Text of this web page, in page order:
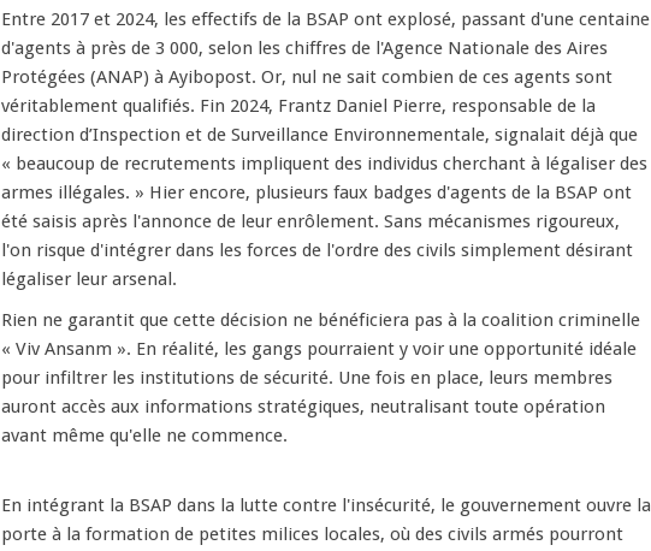
Entre 2017 et 2024, les effectifs de la BSAP ont explosé, passant d'une centaine
d'agents à près de 3 000, selon les chiffres de l'Agence Nationale des Aires
Protégées (ANAP) à Ayibopost. Or, nul ne sait combien de ces agents sont
véritablement qualifiés. Fin 2024, Frantz Daniel Pierre, responsable de la
direction d’Inspection et de Surveillance Environnementale, signalait déjà que
« beaucoup de recrutements impliquent des individus cherchant à légaliser des
armes illégales. » Hier encore, plusieurs faux badges d'agents de la BSAP ont
été saisis après l'annonce de leur enrôlement. Sans mécanismes rigoureux,
l'on risque d'intégrer dans les forces de l'ordre des civils simplement désirant
légaliser leur arsenal.
Rien ne garantit que cette décision ne bénéficiera pas à la coalition criminelle
« Viv Ansanm ». En réalité, les gangs pourraient y voir une opportunité idéale
pour infiltrer les institutions de sécurité. Une fois en place, leurs membres
auront accès aux informations stratégiques, neutralisant toute opération
avant même qu'elle ne commence.
En intégrant la BSAP dans la lutte contre l'insécurité, le gouvernement ouvre la
porte à la formation de petites milices locales, où des civils armés pourront